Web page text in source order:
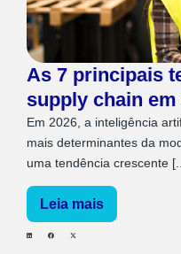
As 7 principais
supply chain em
Em 2026, a inteligência
mais determinantes da
uma tendência crescente
Leia mais